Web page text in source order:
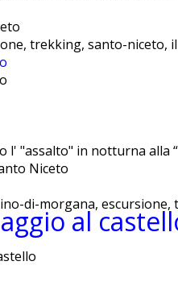
trekking, santo-
l' "assalto" in notturna alla
Niceto
di-morgana,
al